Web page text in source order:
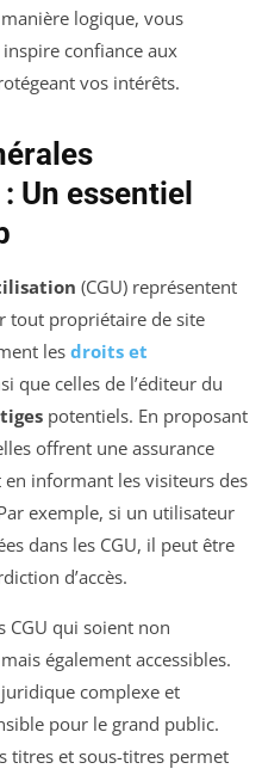
logique, vous
confiance aux
vos intérêts.
Un essentiel
(CGU) représentent
tout propriétaire de site
lesdroits et
que celles de l’éditeur du
potentiels. En proposant
offrent une assurance
informant les visiteurs des
exemple, si un utilisateur
dans les CGU, il peut être
d’accès.
CGU qui soient non
également accessibles.
complexe et
pour le grand public.
titres et sous-titres permet